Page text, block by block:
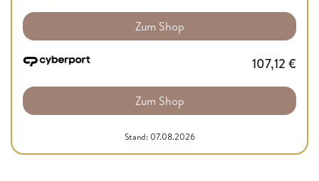
Zum Shop
107,12 €
Zum Shop
Stand: 07.08.2026